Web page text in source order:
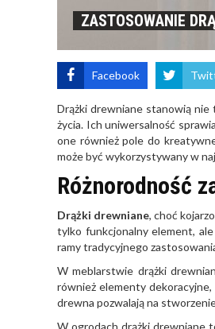
ZASTOSOWANIE
Facebook
Drążki drewniane stanowią
życia. Ich uniwersalność
one również pole do
może być wykorzystywany w
Różnorodność
Drążki drewniane, choć
tylko funkcjonalny element,
ramy tradycyjnego
W meblarstwie drążki
również elementy
drewna pozwalają na
W ogrodach drążki drewniane